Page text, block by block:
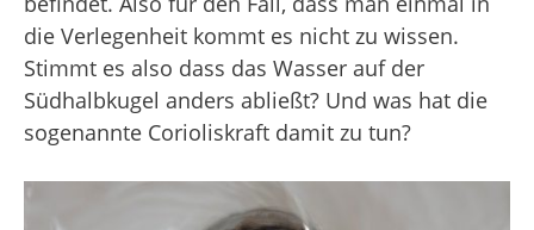
die Verlegenheit kommt es nicht zu wissen.
Stimmt es also dass das Wasser auf der
Südhalbkugel anders abließt? Und was hat die
sogenannte Corioliskraft damit zu tun?